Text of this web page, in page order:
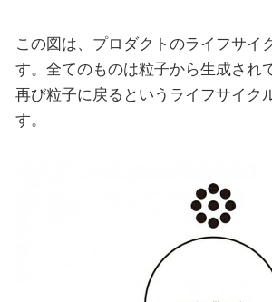
この図は、プロダクトのライフサイ
す。全てのものは粒子から生成され
再び粒子に戻るというライフサイク
す。